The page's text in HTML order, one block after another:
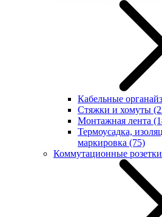
Кабельные
Стяжки и хомуты
Монтажная лента
Термоусадка,
маркировка (75)
Коммутационные